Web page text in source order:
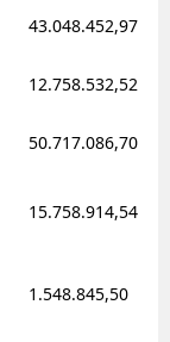
43.048.452,97
12.758.532,52
50.717.086,70
15.758.914,54
1.548.845,50